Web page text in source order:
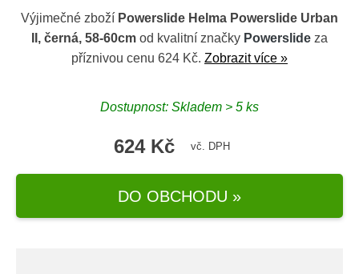
Výjimečné zboží Powerslide Helma Powerslide Urban
II, černá, 58-60cm od kvalitní značky Powerslide za
příznivou cenu 624 Kč. Zobrazit více »
Dostupnost: Skladem > 5 ks
624 Kč vč. DPH
DO OBCHODU »